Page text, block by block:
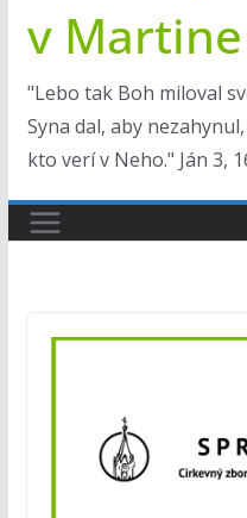
v Martine
"Lebo tak Boh miloval
Syna dal, aby
kto verí v Neho." Ján 3,